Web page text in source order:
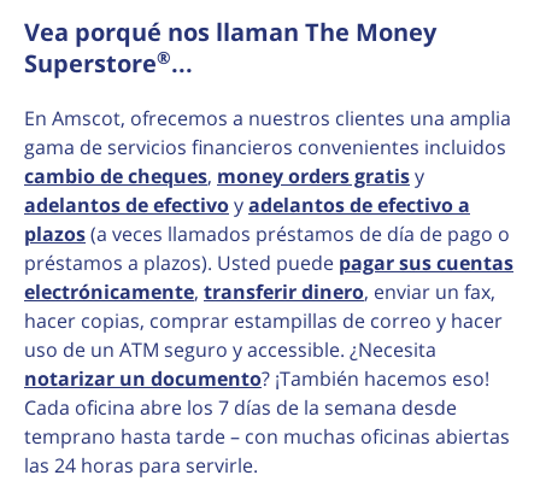
Vea porqué nos llaman The Money
Superstore®...
En Amscot, ofrecemos a nuestros clientes una amplia
gama de servicios financieros convenientes incluidos
cambio de cheques, money orders gratisy
adelantos de efectivoyadelantos de efectivo a
plazos(a veces llamados préstamos de día de pago o
préstamos a plazos). Usted puede pagar sus cuentas
electrónicamente, transferir dinero, enviar un fax,
hacer copias, comprar estampillas de correo y hacer
uso de un ATM seguro y accessible. ¿Necesita
notarizar un documento? ¡También hacemos eso!
Cada oficina abre los 7 días de la semana desde
temprano hasta tarde – con muchas oficinas abiertas
las 24 horas para servirle.